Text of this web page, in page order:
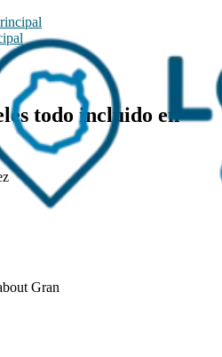
Gran
todo incluido en